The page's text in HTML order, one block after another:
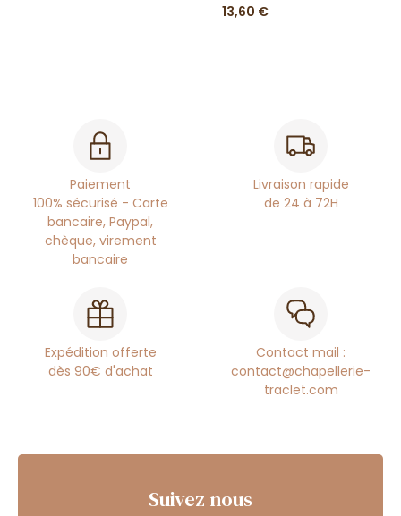
13,60 €
Paiement
100% sécurisé - Carte
bancaire, Paypal,
chèque, virement
bancaire
Livraison rapide
de 24 à 72H
Expédition offerte
dès 90€ d'achat
Contact mail :
contact@chapellerie-
traclet.com
Suivez nous